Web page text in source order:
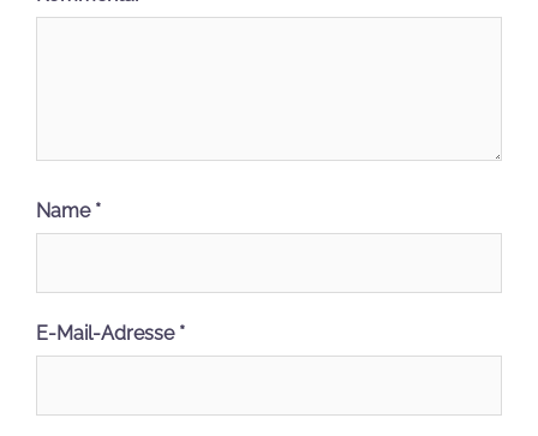
Browser für meinen nächsten Kommentar speichern.